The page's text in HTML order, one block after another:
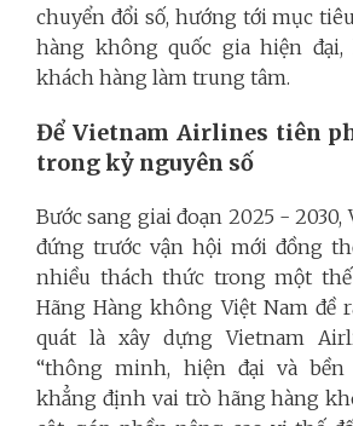
chuyển đổi số, hướng tới mục
hàng không quốc gia hiện đại,
khách hàng làm trung tâm.
Để Vietnam Airlines tiên
trong kỷ nguyên số
Bước sang giai đoạn 2025 -
đứng trước vận hội mới đồng
nhiều thách thức trong một
Hãng Hàng không Việt Nam đề
quát là xây dựng Vietnam
“thông minh, hiện đại và bền
khẳng định vai trò hãng hàng